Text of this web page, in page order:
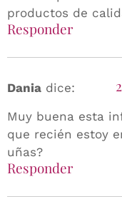
productos de
Responder
Dania dice:
Muy buena esta
que recién estoy
uñas?
Responder